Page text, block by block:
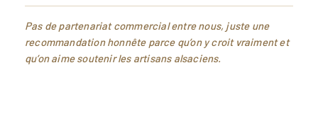
Pas de partenariat commercial entre nous, juste une
recommandation honnête parce qu’on y croit vraiment et
qu’on aime soutenir les artisans alsaciens.